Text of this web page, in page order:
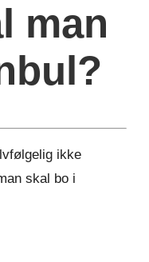
man
ikke
skal bo i